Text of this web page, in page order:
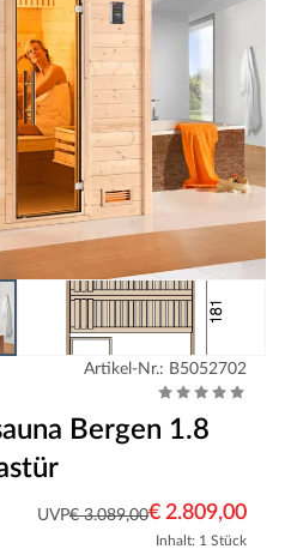
Artikel-Nr.: B5052702
Bergen 1.8
UVP€ 3.089,00€ 2.809,00
Inhalt: 1 Stück